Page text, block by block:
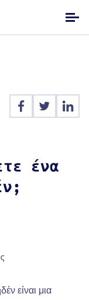
ένα
είναι μια